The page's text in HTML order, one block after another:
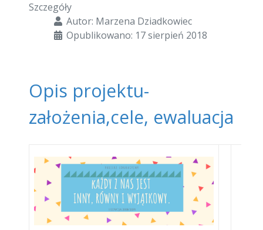
Szczegóły
Autor: Marzena Dziadkowiec
Opublikowano: 17 sierpień 2018
Opis projektu-
założenia,cele, ewaluacja